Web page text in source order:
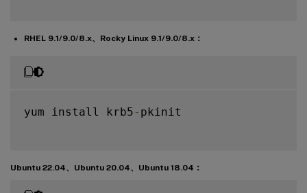
RHEL 9.1/9.0/8.x、Rocky Linux 9.1/9.0/8.x：
yum install krb5 - pkinit
Ubuntu 22.04、Ubuntu 20.04、Ubuntu 18.04：